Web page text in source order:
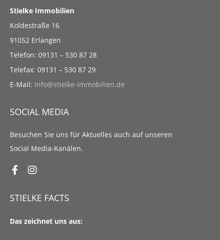
Stielke Immobilien
Koldestraße 16
91052 Erlangen
Telefon: 09131 – 530 87 28
Telefax: 09131 – 530 87 29
E-Mail: info@stielke-immobilien.de
SOCIAL MEDIA
Besuchen Sie uns für Aktuelles auch auf unseren
Social Media-Kanälen.
STIELKE FACTS
Das zeichnet uns aus: